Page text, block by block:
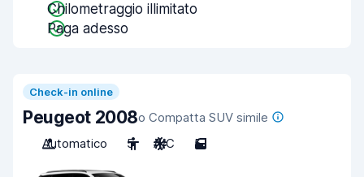
Chilometraggio illimitato
Paga adesso
Check-in online
Peugeot 2008o Compatta SUV simile
Automatico
5 A/C 5